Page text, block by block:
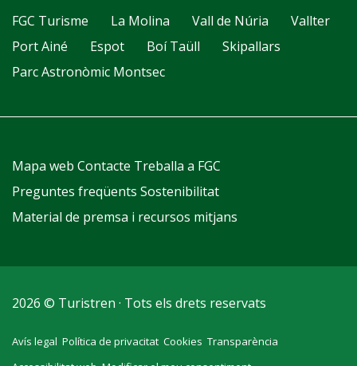
FGC Turisme
La Molina Vall de Núria
Vallter
Port Ainé
Espot Boí Taüll
Skipallars
Parc Astronòmic Montsec
Mapa web Contacte Treballa a FGC
Preguntes freqüents Sostenibilitat
Material de premsa i recursos mitjans
2026 © Turistren · Tots els drets reservats
Avís legal Política de privacitat Cookies Transparència